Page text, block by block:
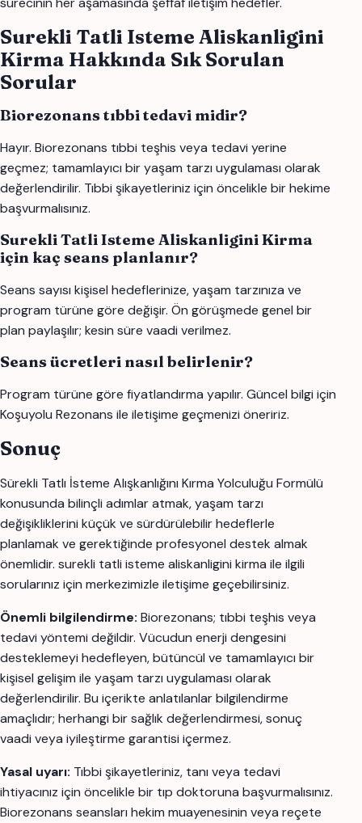
Surekli Tatli Isteme Aliskanligini
Kirma Hakkında Sık Sorulan
Sorular
Biorezonans tıbbi tedavi midir?
Hayır. Biorezonans tıbbi teşhis veya tedavi yerine
geçmez; tamamlayıcı bir yaşam tarzı uygulaması olarak
değerlendirilir. Tıbbi şikayetleriniz için öncelikle bir hekime
başvurmalısınız.
Surekli Tatli Isteme Aliskanligini Kirma
için kaç seans planlanır?
Seans sayısı kişisel hedeflerinize, yaşam tarzınıza ve
program türüne göre değişir. Ön görüşmede genel bir
plan paylaşılır; kesin süre vaadi verilmez.
Seans ücretleri nasıl belirlenir?
Program türüne göre fiyatlandırma yapılır. Güncel bilgi için
Koşuyolu Rezonans ile iletişime geçmenizi öneririz.
Sonuç
Sürekli Tatlı İsteme Alışkanlığını Kırma Yolculuğu Formülü
konusunda bilinçli adımlar atmak, yaşam tarzı
değişikliklerini küçük ve sürdürülebilir hedeflerle
planlamak ve gerektiğinde profesyonel destek almak
önemlidir. surekli tatli isteme aliskanligini kirma ile ilgili
sorularınız için merkezimizle iletişime geçebilirsiniz.
Önemli bilgilendirme: Biorezonans; tıbbi teşhis veya
tedavi yöntemi değildir. Vücudun enerji dengesini
desteklemeyi hedefleyen, bütüncül ve tamamlayıcı bir
kişisel gelişim ile yaşam tarzı uygulaması olarak
değerlendirilir. Bu içerikte anlatılanlar bilgilendirme
amaçlıdır; herhangi bir sağlık değerlendirmesi, sonuç
vaadi veya iyileştirme garantisi içermez.
Yasal uyarı: Tıbbi şikayetleriniz, tanı veya tedavi
ihtiyacınız için öncelikle bir tıp doktoruna başvurmalısınız.
Biorezonans seansları hekim muayenesinin veya reçete